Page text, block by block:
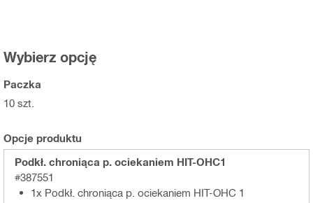
Wybierz opcję
Paczka
10 szt.
Opcje produktu
Podkł. chroniąca p. ociekaniem HIT-OHC1
#387551
1x Podkł. chroniąca p. ociekaniem HIT-OHC 1